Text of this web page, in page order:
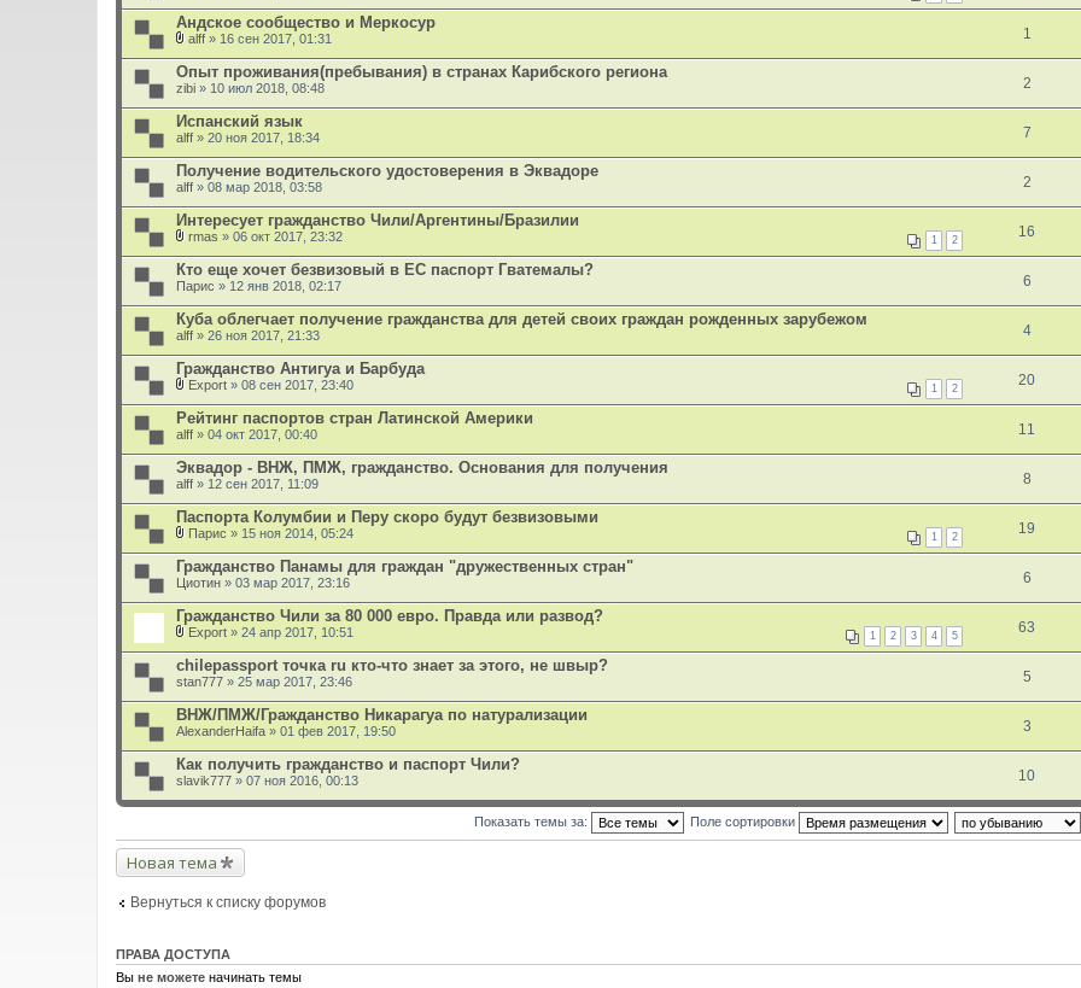
Андское сообщество и Меркосур
л
о
ж
е
н
и
alff » 16 сен 2017, 01:31 1
Опыт проживания(пребывания) в странах Карибского региона
zibi » 10 июл 2018, 08:48 2
Испанский язык
alff » 20 ноя 2017, 18:34 7
Получение водительского удостоверения в Эквадоре
alff » 08 мар 2018, 03:58 2
Интересует гражданство Чили/Аргентины/Бразилии
1 2
л
о
ж
е
н
и
rmas » 06 окт 2017, 23:32 16
Кто еще хочет безвизовый в ЕС паспорт Гватемалы?
Парис » 12 янв 2018, 02:17 6
Куба облегчает получение гражданства для детей своих граждан рожденных зарубежом
alff » 26 ноя 2017, 21:33 4
Гражданство Антигуа и Барбуда
1 2
л
о
ж
е
н
и
Export » 08 сен 2017, 23:40 20
Рейтинг паспортов стран Латинской Америки
alff » 04 окт 2017, 00:40 11
Эквадор - ВНЖ, ПМЖ, гражданство. Основания для получения
alff » 12 сен 2017, 11:09 8
Паспорта Колумбии и Перу скоро будут безвизовыми
1 2
л
о
ж
е
н
и
Парис » 15 ноя 2014, 05:24 19
Гражданство Панамы для граждан "дружественных стран"
Циотин » 03 мар 2017, 23:16 6
Гражданство Чили за 80 000 евро. Правда или развод?
1 2 3 4 5
л
о
ж
е
н
и
Export » 24 апр 2017, 10:51 63
chilepassport точка ru кто-что знает за этого, не швыр?
stan777 » 25 мар 2017, 23:46 5
ВНЖ/ПМЖ/Гражданство Никарагуа по натурализации
AlexanderHaifa » 01 фев 2017, 19:50 3
Как получить гражданство и паспорт Чили?
slavik777 » 07 ноя 2016, 00:13 10
Показать темы за: Поле сортировки
Новая тема
Вернуться к списку форумов
ПРАВА ДОСТУПА
Вы не можете начинать темы